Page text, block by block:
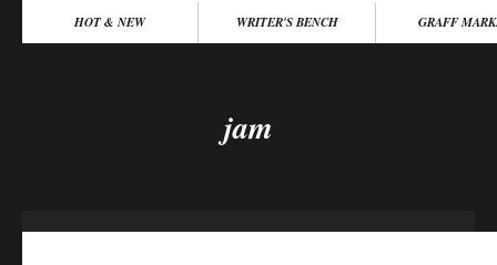
Aller au contenu
Aller au contenu
HOT & NEW WRITER'S BENCH GRAFF
jam